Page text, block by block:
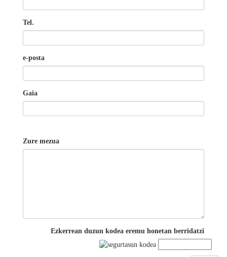
Tel.
e-posta
Gaia
Zure mezua
Ezkerrean duzun kodea eremu honetan berridatzi